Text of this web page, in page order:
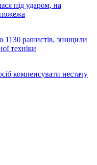
під ударом, на
1130 рашистів, знищили
техніки
компенсувати нестачу